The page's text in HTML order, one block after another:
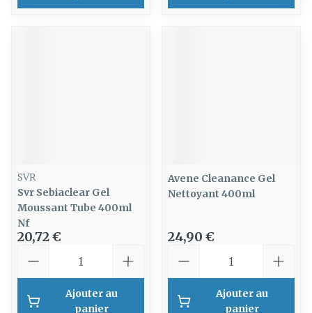
SVR
Svr Sebiaclear Gel
Moussant Tube 400ml
Nf
20,72 €
Ajouter au
panier
Avene Cleanance Gel
Nettoyant 400ml
24,90 €
Ajouter au
panier